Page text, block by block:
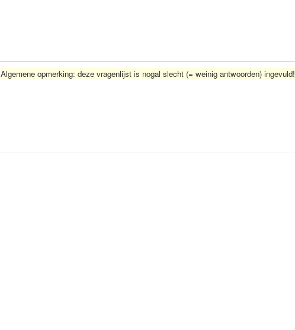
Algemene opmerking: deze vragenlijst is nogal slecht (= weinig antwoorden) ingevuld!